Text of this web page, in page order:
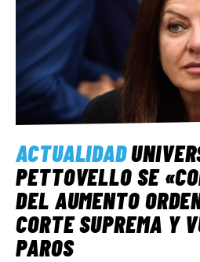
ACTUALIDAD
PETTOVELLO SE
DEL AUMENTO
CORTE SUPREMA Y
PAROS